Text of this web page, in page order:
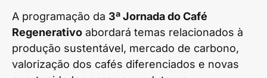
A programação da 3ª Jornada do Café
Regenerativo abordará temas relacionados à
produção sustentável, mercado de carbono,
valorização dos cafés diferenciados e novas